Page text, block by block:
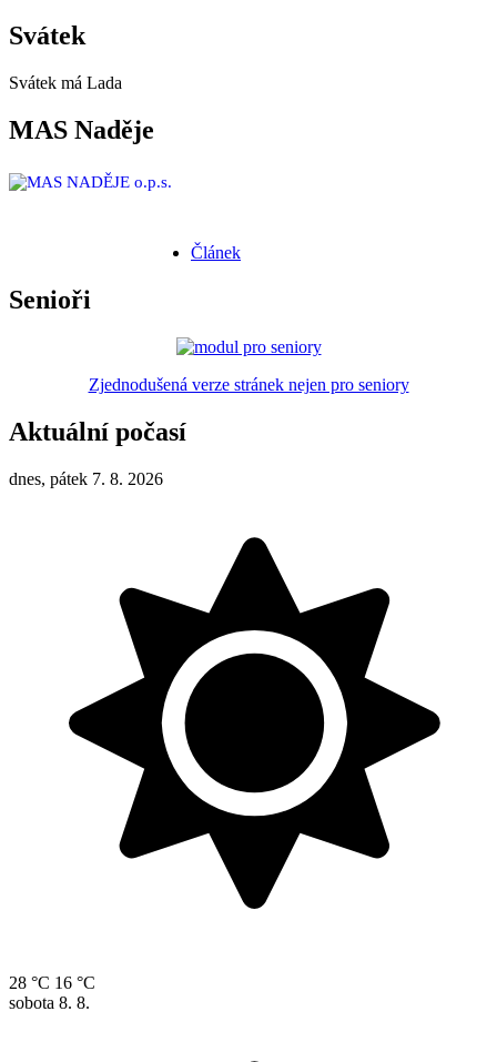
Svátek
Svátek má Lada
MAS Naděje
Článek
Senioři
Zjednodušená verze stránek nejen pro seniory
Aktuální počasí
dnes, pátek 7. 8. 2026
28 °C 16 °C
sobota 8. 8.